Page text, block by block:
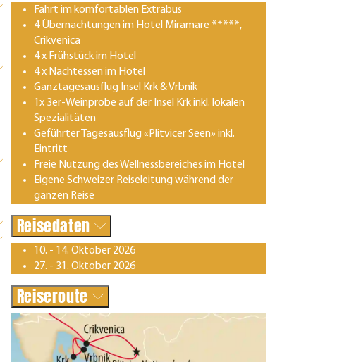
Fahrt im komfortablen Extrabus
4 Übernachtungen im Hotel Miramare *****,
Crikvenica
4 x Frühstück im Hotel
4 x Nachtessen im Hotel
Ganztagesausflug Insel Krk & Vrbnik
1x 3er-Weinprobe auf der Insel Krk inkl. lokalen
Spezialitäten
Geführter Tagesausflug «Plitvicer Seen» inkl.
Eintritt
Freie Nutzung des Wellnessbereiches im Hotel
Eigene Schweizer Reiseleitung während der
ganzen Reise
Reisedaten
10. - 14. Oktober 2026
27. - 31. Oktober 2026
Reiseroute